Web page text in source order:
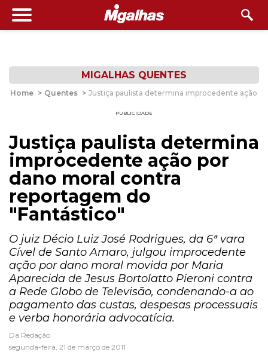
MIGALHAS QUENTES
Home > Quentes > Justiça paulista determina improcedente ação
PUBLICIDADE
Justiça paulista determina
improcedente ação por
dano moral contra
reportagem do
"Fantástico"
O juiz Décio Luiz José Rodrigues, da 6ª vara
Cível de Santo Amaro, julgou improcedente
ação por dano moral movida por Maria
Aparecida de Jesus Bortolatto Pieroni contra
a Rede Globo de Televisão, condenando-a ao
pagamento das custas, despesas processuais
e verba honorária advocatícia.
Da Redação
segunda-feira, 21 de março de 2011